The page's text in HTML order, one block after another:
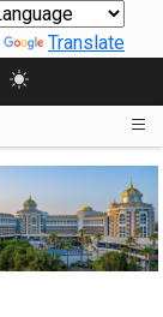
Translate